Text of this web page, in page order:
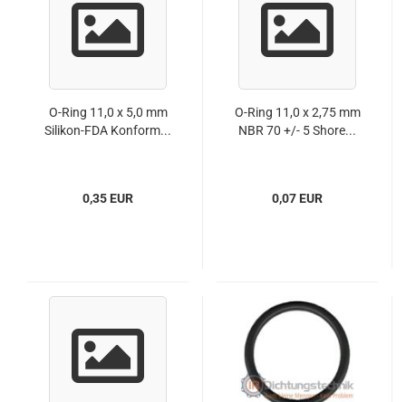
O-Ring 11,0 x 5,0 mm
Silikon-FDA Konform...
0,35 EUR
O-Ring 11,0 x 2,75 mm
NBR 70 +/- 5 Shore...
0,07 EUR